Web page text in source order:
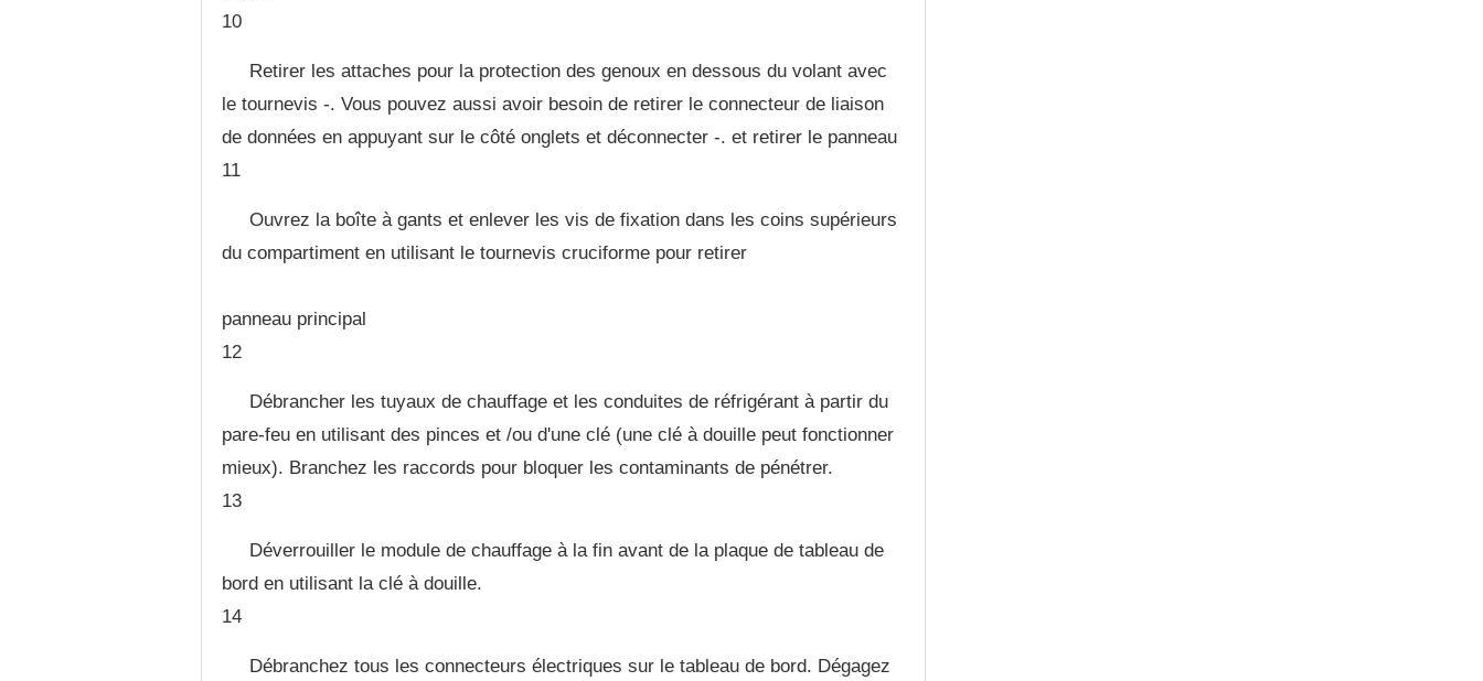
10
Retirer les attaches pour la protection des genoux en dessous du volant avec
le tournevis -. Vous pouvez aussi avoir besoin de retirer le connecteur de liaison
de données en appuyant sur le côté onglets et déconnecter -. et retirer le panneau
11
Ouvrez la boîte à gants et enlever les vis de fixation dans les coins supérieurs
du compartiment en utilisant le tournevis cruciforme pour retirer
panneau principal
12
Débrancher les tuyaux de chauffage et les conduites de réfrigérant à partir du
pare-feu en utilisant des pinces et /ou d'une clé (une clé à douille peut fonctionner
mieux). Branchez les raccords pour bloquer les contaminants de pénétrer.
13
Déverrouiller le module de chauffage à la fin avant de la plaque de tableau de
bord en utilisant la clé à douille.
14
Débranchez tous les connecteurs électriques sur le tableau de bord. Dégagez